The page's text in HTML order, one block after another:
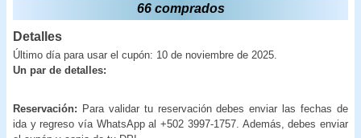
66 comprados
Detalles
Último día para usar el cupón: 10 de noviembre de 2025.
Un par de detalles:
Reservación: Para validar tu reservación debes enviar las fechas de
ida y regreso vía WhatsApp al +502 3997-1757. Además, debes enviar